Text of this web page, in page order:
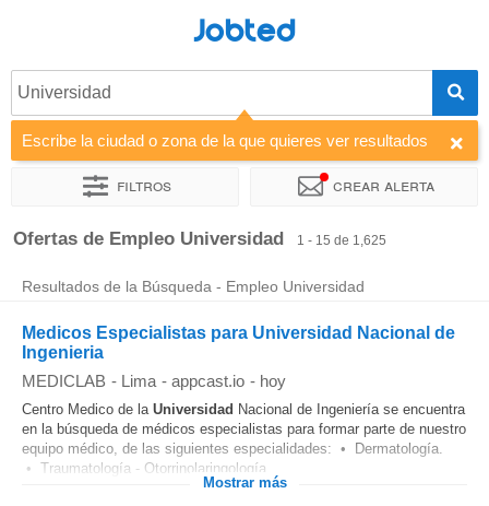
Jobted
Universidad
Escribe la ciudad o zona de la que quieres ver resultados
Filtros Crear alerta
Ordenar por Empresa Agencia de empleo
Ofertas de Empleo Universidad 1 - 15 de 1,625
Resultados de la Búsqueda - Empleo Universidad
Medicos Especialistas para Universidad Nacional de
Ingenieria
MEDICLAB - Lima - appcast.io - hoy
Centro Medico de la Universidad Nacional de Ingeniería se encuentra
en la búsqueda de médicos especialistas para formar parte de nuestro
equipo médico, de las siguientes especialidades: • Dermatología.
• Traumatología - Otorrinolaringología...
Mostrar más